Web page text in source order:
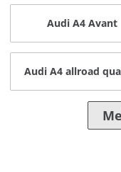
Audi A4 Avant
Audi A4 allroad